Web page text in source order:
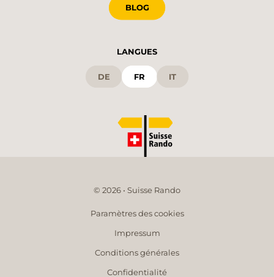
BLOG
LANGUES
DE FR IT
© 2026 • Suisse Rando
Paramètres des cookies
Impressum
Conditions générales
Confidentialité